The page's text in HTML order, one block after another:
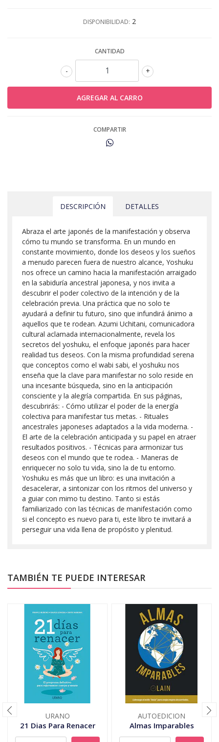
DISPONIBILIDAD: 2
CANTIDAD
+
-
COMPARTIR
DESCRIPCIÓN DETALLES
Abraza el arte japonés de la manifestación y observa
cómo tu mundo se transforma. En un mundo en
constante movimiento, donde los deseos y los sueños
a menudo parecen fuera de nuestro alcance, Yoshuku
nos ofrece un camino hacia la manifestación arraigado
en la sabiduría ancestral japonesa, y nos invita a
descubrir el poder colectivo de la intención y de la
celebración previa. Una práctica que no solo te
ayudará a definir tu futuro, sino que infundirá ánimo a
aquellos que te rodean. Azumi Uchitani, comunicadora
cultural aclamada internacionalmente, revela los
secretos del yoshuku, el enfoque japonés para hacer
realidad tus deseos. Con la misma profundidad serena
que conceptos como el wabi sabi, el yoshuku nos
enseña que la clave para manifestar no solo reside en
una incesante búsqueda, sino en la anticipación
consciente y la alegría compartida. En sus páginas,
descubrirás: - Cómo utilizar el poder de la energía
colectiva para manifestar tus metas. - Rituales
ancestrales japoneses adaptados a la vida moderna. -
El arte de la celebración anticipada y su papel en atraer
resultados positivos. - Técnicas para armonizar tus
deseos con el mundo que te rodea. - Maneras de
enriquecer no solo tu vida, sino la de tu entorno.
Yoshuku es más que un libro: es una invitación a
desacelerar, a sintonizar con los ritmos del universo y
a guiar con mimo tu destino. Tanto si estás
familiarizado con las técnicas de manifestación como
si el concepto es nuevo para ti, este libro te invitará a
perseguir una vida llena de propósito y plenitud.
TAMBIÉN TE PUEDE INTERESAR
URANO
21 Dias Para Renacer
AUTOEDICION
Almas Imparables